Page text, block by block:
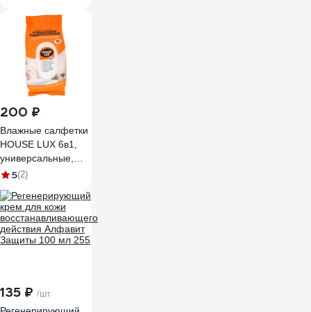
мельтблаун 630852
200 ₽
Влажные салфетки
HOUSE LUX 6в1,
универсальные,
антибактериальные
5(2)
135 ₽ /шт